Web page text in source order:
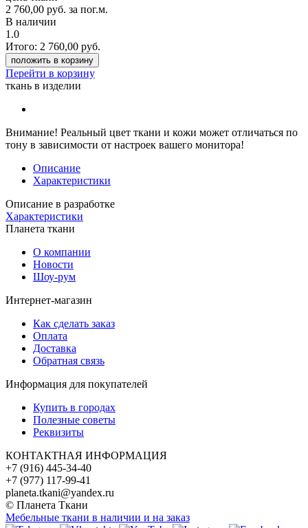
2 760,00 руб. за пог.м.
В наличии
1.0
Итого: 2 760,00 руб.
положить в корзину
Перейти в корзину
ткань в изделии
Внимание! Реальный цвет ткани и кожи может отличаться по
тону в зависимости от настроек вашего монитора!
Описание
Характеристики
Описание в разработке
Характеристики
Планета ткани
О компании
Новости
Шоу-рум
Интернет-магазин
Как сделать заказ
Оплата
Доставка
Обратная связь
Информация для покупателей
Купить в городах
Полезные советы
Реквизиты
КОНТАКТНАЯ ИНФОРМАЦИЯ
+7 (916) 445-34-40
+7 (977) 117-99-41
planeta.tkani@yandex.ru
© Планета Ткани
Мебельные ткани в наличии и на заказ